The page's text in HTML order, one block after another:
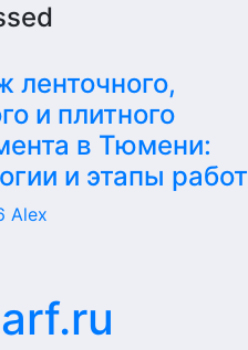
ленточного,
и плитного
в Тюмени:
и этапы работ
Alex